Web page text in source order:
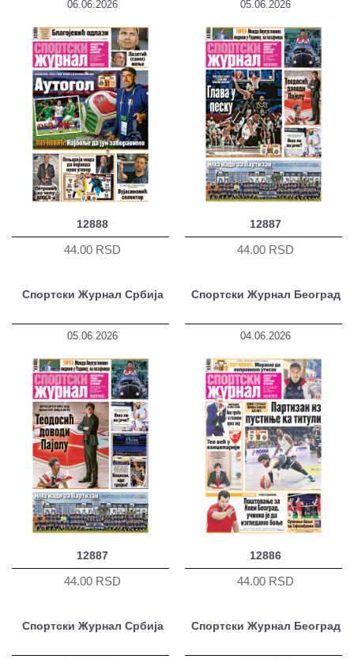
06.06.2026
12888
44.00 RSD
05.06.2026
12887
44.00 RSD
Спортски Журнал Србија
05.06.2026
12887
44.00 RSD
Спортски Журнал Београд
04.06.2026
12886
44.00 RSD
Спортски Журнал Србија Спортски Журнал Београд